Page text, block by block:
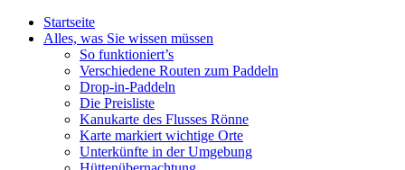
Startseite
Alles, was Sie wissen müssen
So funktioniert’s
Verschiedene Routen zum Paddeln
Drop-in-Paddeln
Die Preisliste
Kanukarte des Flusses Rönne
Karte markiert wichtige Orte
Unterkünfte in der Umgebung